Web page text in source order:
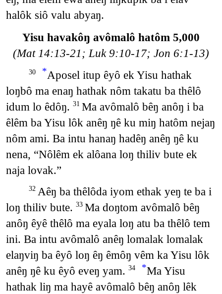
halôk siô valu abyaŋ.
Yisu havakôŋ avômalô hatôm 5,000
(Mat 14:13-21; Luk 9:10-17; Jon 6:1-13)
30 *Aposel itup êyô ek Yisu hathak
loŋbô ma enaŋ hathak nôm takatu ba thêlô
idum lo êdôŋ. 31 Ma avômalô bêŋ anôŋ i ba
êlêm ba Yisu lôk anêŋ ŋê ku miŋ hatôm nejaŋ
nôm ami. Ba intu hanaŋ hadêŋ anêŋ ŋê ku
nena, “Nôlêm ek alôana loŋ thiliv bute ek
naja lovak.”
32 Aêŋ ba thêlôda iyom ethak yeŋ te ba i
loŋ thiliv bute. 33 Ma doŋtom avômalô bêŋ
anôŋ êyê thêlô ma eyala loŋ atu ba thêlô tem
ini. Ba intu avômalô anêŋ lomalak lomalak
elaŋviŋ ba êyô loŋ êŋ êmôŋ vêm ka Yisu lôk
anêŋ ŋê ku êyô eveŋ yam. 34 *Ma Yisu
hathak liŋ ma hayê avômalô bêŋ anôŋ lêk